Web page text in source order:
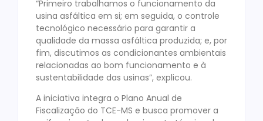
“Primeiro trabalhamos o funcionamento da
usina asfáltica em si; em seguida, o controle
tecnológico necessário para garantir a
qualidade da massa asfáltica produzida; e, por
fim, discutimos as condicionantes ambientais
relacionadas ao bom funcionamento e à
sustentabilidade das usinas”, explicou.
A iniciativa integra o Plano Anual de
Fiscalização do TCE-MS e busca promover a